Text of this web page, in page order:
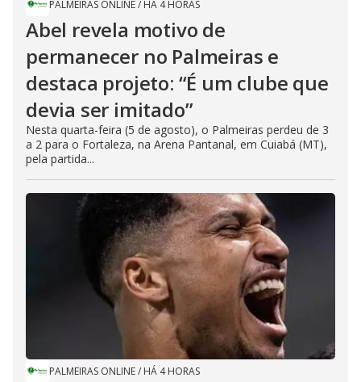
PALMEIRAS ONLINE/ HÁ 4 HORAS
Abel revela motivo de
permanecer no Palmeiras e
destaca projeto: “É um clube que
devia ser imitado”
Nesta quarta-feira (5 de agosto), o Palmeiras perdeu de 3
a 2 para o Fortaleza, na Arena Pantanal, em Cuiabá (MT),
pela partida...
PALMEIRAS ONLINE/ HÁ 4 HORAS